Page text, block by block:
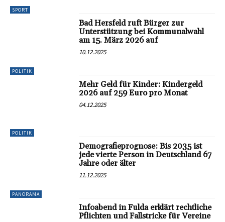
SPORT
POLITIK
Bad Hersfeld ruft Bürger zur
Unterstützung bei Kommunalwahl
am 15. März 2026 auf
10.12.2025
POLITIK
Mehr Geld für Kinder: Kindergeld
2026 auf 259 Euro pro Monat
04.12.2025
PANORAMA
Demografieprognose: Bis 2035 ist
jede vierte Person in Deutschland 67
Jahre oder älter
11.12.2025
Infoabend in Fulda erklärt rechtliche
Pflichten und Fallstricke für Vereine